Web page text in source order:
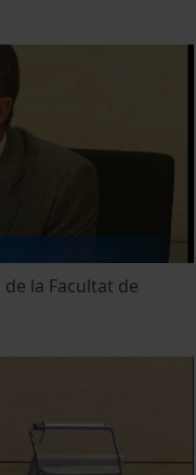
la Facultat de